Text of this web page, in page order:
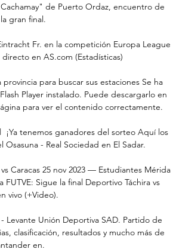
de Puerto Ordaz, encuentro de
gran final.
Fr. en la competición Europa League
en AS.com (Estadísticas)
para buscar sus estaciones Se ha
Player instalado. Puede descargarlo en
para ver el contenido correctamente.
¡Ya tenemos ganadores del sorteo Aquí los
- Real Sociedad en El Sadar.
Caracas 25 nov 2023 — Estudiantes Mérida
Sigue la final Deportivo Táchira vs
vivo (+Video).
Levante Unión Deportiva SAD. Partido de
clasificación, resultados y mucho más de
en.